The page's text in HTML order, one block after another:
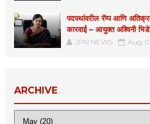
पदपथांवरील रॅम्प आणि
कारवाई – आयुक्त अश्विनी भिडे
JPN NEWS Aug
ARCHIVE